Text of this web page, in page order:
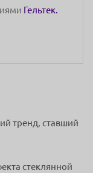
Гельтек.
тренд, ставший
стеклянной